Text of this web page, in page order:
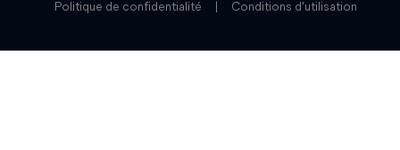
Politique de confidentialité
Conditions d'utilisation